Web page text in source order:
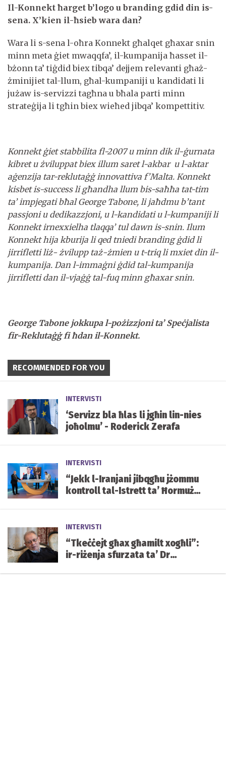
Il-Konnekt ħarget b’logo u branding gdid din is-
sena. X’kien il-ħsieb wara dan?
Wara li s-sena l-oħra Konnekt għalqet għaxar snin
minn meta ġiet mwaqqfa’, il-kumpanija ħasset il-
bżonn ta’ tiġdid biex tibqa’ dejjem relevanti għaż-
żminijiet tal-llum, għal-kumpaniji u kandidati li
jużaw is-servizzi tagħna u bħala parti minn
strateġija li tgħin biex wieħed jibqa’ kompettitiv.
Konnekt ġiet stabbilita fl-2007 u minn dik il-ġurnata
kibret u żviluppat biex illum saret l-akbar u l-aktar
aġenzija tar-reklutaġġ innovattiva f’Malta. Konnekt
kisbet is-success li għandha llum bis-saħħa tat-tim
ta’ impjegati bħal George Tabone, li jaħdmu b’tant
passjoni u dedikazzjoni, u l-kandidati u l-kumpaniji li
Konnekt irnexxielha tlaqqa’ tul dawn is-snin. Ilum
Konnekt hija kburija li qed tniedi branding ġdid li
jirrifletti liż- żvilupp taż-żmien u t-triq li mxiet din il-
kumpanija. Dan l-immaġni ġdid tal-kumpanija
jirrifletti dan il-vjaġġ tal-fuq minn għaxar snin.
George Tabone jokkupa l-pożizzjoni ta’ Speċjalista
fir-Reklutaġġ fi ħdan il-Konnekt.
RECOMMENDED FOR YOU
INTERVISTI
‘Servizz bla ħlas li jgħin lin-nies
joħolmu’ - Roderick Zerafa
INTERVISTI
“Jekk l-Iranjani jibqgħu jżommu
kontroll tal-Istrett ta’ Ħormuż u
INTERVISTI
“Tkeċċejt għax għamilt xogħli”:
ir-riżenja sfurzata ta’ Dr